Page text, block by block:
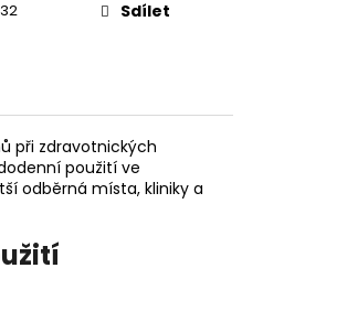
Sdílet
při zdravotnických
použití ve
odběrná místa, kliniky a